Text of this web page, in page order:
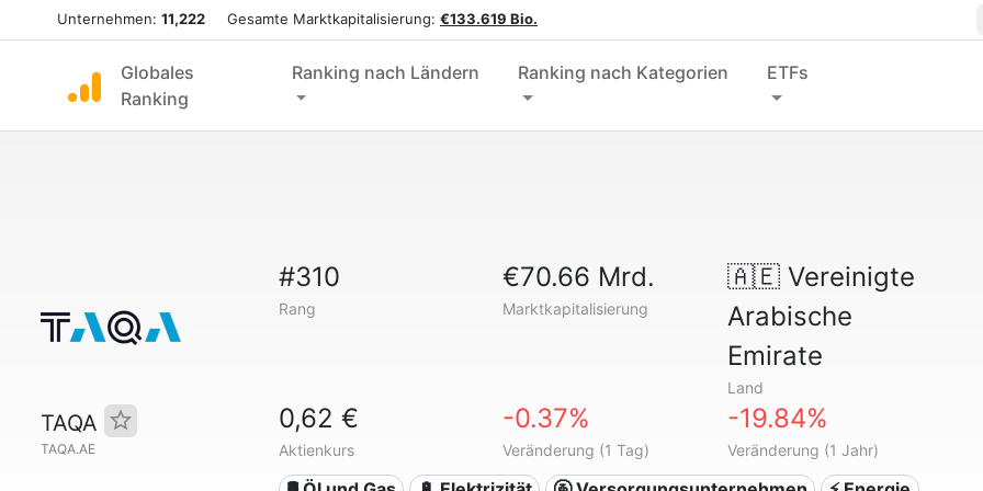
Unternehmen: 11,222 Gesamte Marktkapitalisierung: €133.619 Bio.
Globales
Ranking
Ranking nach Ländern Ranking nach Kategorien ETFs
TAQA
TAQA.AE
#310
Rang
€70.66 Mrd.
Marktkapitalisierung
🇦🇪Vereinigte
Arabische
Emirate
Land
0,62 €
Aktienkurs
-0.37%
Veränderung (1 Tag)
-19.84%
Veränderung (1 Jahr)